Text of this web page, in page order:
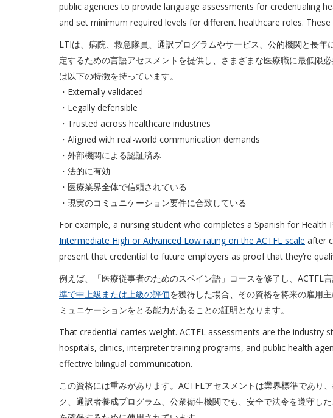
public agencies to provide language assessments for credentialing
and set minimum required levels for different healthcare roles. These
LTIは、病院、救急隊員、通訳プログラムやサービス、公的機関と長
定するための言語アセスメントを提供し、さまざまな医療職に最低限
は以下の特徴を持っています。
・Externally validated
・Legally defensible
・Trusted across healthcare industries
・Aligned with real-world communication demands
・外部機関による認証済み
・法的に有効
・医療業界全体で信頼されている
・現実のコミュニケーション要件に合致している
For example, a nursing student who completes a Spanish for Health
Intermediate High or Advanced Low rating on the ACTFL scale after
present that credential to future employers as proof that they’re
例えば、「医療従事者のためのスペイン語」コースを修了し、ACTFL
準で中上級または上級の評価を獲得した場合、その資格を将来の雇用
ミュニケーションをとる能力があることの証明となります。
That credential carries weight. ACTFL assessments are the industry
hospitals, clinics, interpreter training programs, and public health
effective bilingual communication.
この資格には重みがあります。ACTFLアセスメントは業界標準であり
ク、通訳者養成プログラム、公衆衛生機関でも、安全で法令を遵守し